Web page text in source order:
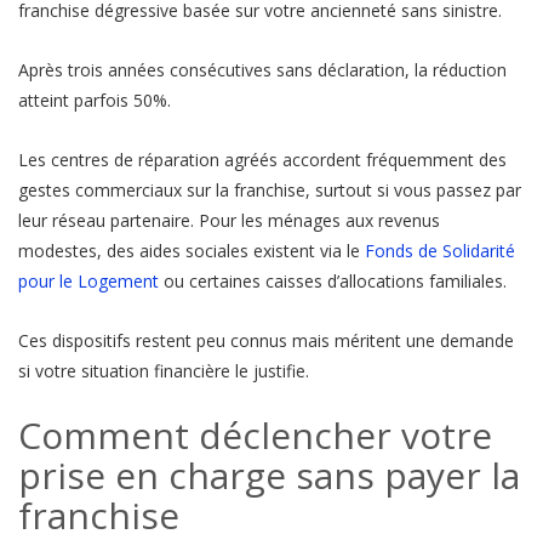
franchise dégressive basée sur votre ancienneté sans sinistre.
Après trois années consécutives sans déclaration, la réduction
atteint parfois 50%.
Les centres de réparation agréés accordent fréquemment des
gestes commerciaux sur la franchise, surtout si vous passez par
leur réseau partenaire. Pour les ménages aux revenus
modestes, des aides sociales existent via le Fonds de Solidarité
pour le Logement ou certaines caisses d’allocations familiales.
Ces dispositifs restent peu connus mais méritent une demande
si votre situation financière le justifie.
Comment déclencher votre
prise en charge sans payer la
franchise